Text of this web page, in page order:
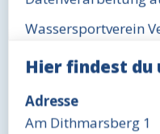
Wassersportverein
27283 Verden (Aller)
Die verantwortliche
gemeinsam mit
Hier findest du
Adresse
Am Dithmarsberg 1